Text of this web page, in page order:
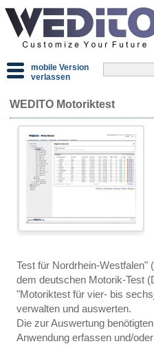
mobile Version
verlassen
WEDITO Motoriktest
Test für Nordrhein-Westfalen"
dem deutschen Motorik-Test
"Motoriktest für vier- bis
verwalten und auswerten.
Die zur Auswertung
Anwendung erfassen und/